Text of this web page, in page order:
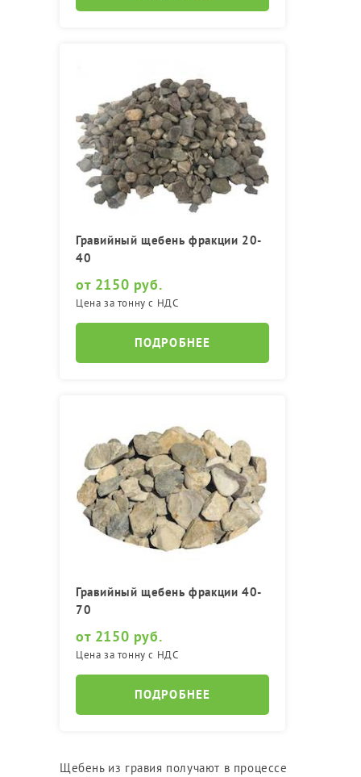
Гравийный щебень фракции 20-
40
от 2150 руб.
Цена за тонну с НДС
ПОДРОБНЕЕ
Гравийный щебень фракции 40-
70
от 2150 руб.
Цена за тонну с НДС
ПОДРОБНЕЕ
Щебень из гравия получают в процессе